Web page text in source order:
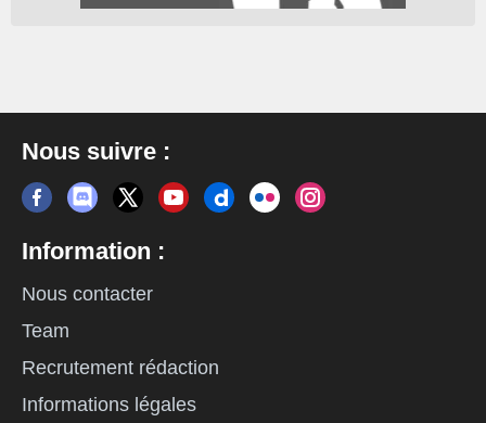
Nous suivre :
Information :
Nous contacter
Team
Recrutement rédaction
Informations légales